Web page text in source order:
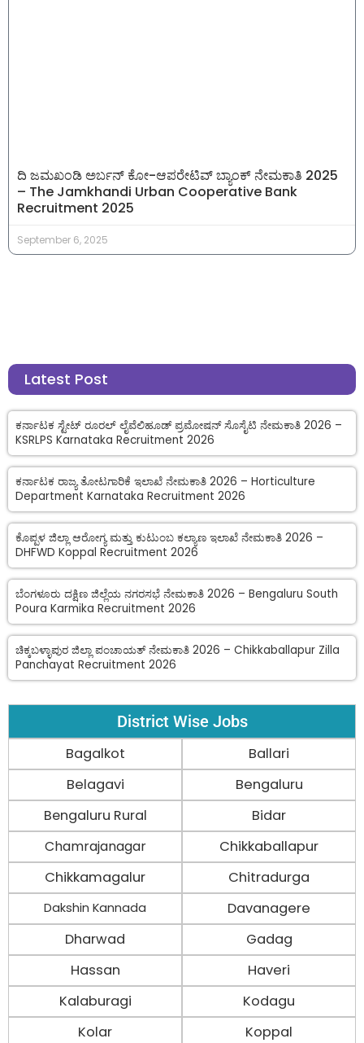
ದಿ ಜಮಖಂಡಿ ಅರ್ಬನ್ ಕೋ-ಆಪರೇಟಿವ್ ಬ್ಯಾಂಕ್ ನೇಮಕಾತಿ 2025
– The Jamkhandi Urban Cooperative Bank
Recruitment 2025
September 6, 2025
Latest Post
ಕರ್ನಾಟಕ ಸ್ಟೇಟ್ ರೂರಲ್ ಲೈವೆಲಿಹೂಡ್ ಪ್ರಮೋಷನ್ ಸೊಸೈಟಿ ನೇಮಕಾತಿ 2026 –
KSRLPS Karnataka Recruitment 2026
ಕರ್ನಾಟಕ ರಾಜ್ಯ ತೋಟಗಾರಿಕೆ ಇಲಾಖೆ ನೇಮಕಾತಿ 2026 – Horticulture
Department Karnataka Recruitment 2026
ಕೊಪ್ಪಳ ಜಿಲ್ಲಾ ಆರೋಗ್ಯ ಮತ್ತು ಕುಟುಂಬ ಕಲ್ಯಾಣ ಇಲಾಖೆ ನೇಮಕಾತಿ 2026 –
DHFWD Koppal Recruitment 2026
ಬೆಂಗಳೂರು ದಕ್ಷಿಣ ಜಿಲ್ಲೆಯ ನಗರಸಭೆ ನೇಮಕಾತಿ 2026 – Bengaluru South
Poura Karmika Recruitment 2026
ಚಿಕ್ಕಬಳ್ಳಾಪುರ ಜಿಲ್ಲಾ ಪಂಚಾಯತ್ ನೇಮಕಾತಿ 2026 – Chikkaballapur Zilla
Panchayat Recruitment 2026
District Wise Jobs
Bagalkot
Ballari
Belagavi
Bengaluru
Bengaluru Rural
Bidar
Chamrajanagar
Chikkaballapur
Chikkamagalur
Chitradurga
Dakshin Kannada
Davanagere
Dharwad
Gadag
Hassan
Haveri
Kalaburagi
Kodagu
Kolar
Koppal